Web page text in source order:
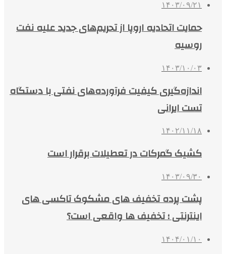
۱۴۰۳/۰۹/۲۱
حمایت اتحادیه اروپا از تحریم‌های جدید علیه نفت
روسیه
۱۴۰۳/۱۰/۰۳
اندازه‌گیری کیفیت فرآورده‌های نفتی با دستگاه
تست ایرانی
۱۴۰۲/۱۱/۱۸
کشیک گمرکات در تعطیلات برقرار است
۱۴۰۳/۰۹/۳۰
پشت پرده تخفیف های مشکوک تاکسی های
اینترنتی ؛ تخفیف‌ ها واقعی است؟
۱۴۰۴/۰۱/۱۰